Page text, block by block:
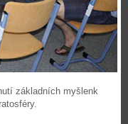
základních myšlenk